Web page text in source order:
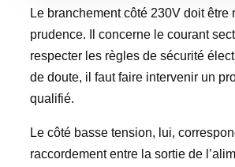
Le branchement côté 230V doit être
prudence. Il concerne le courant
respecter les règles de sécurité
de doute, il faut faire intervenir un
qualifié.
Le côté basse tension, lui,
raccordement entre la sortie de